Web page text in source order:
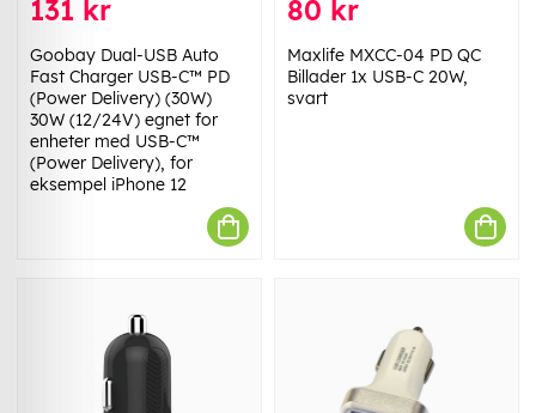
131 kr
Goobay Dual-USB Auto
Fast Charger USB-C™ PD
(Power Delivery) (30W)
30W (12/24V) egnet for
enheter med USB-C™
(Power Delivery), for
eksempel iPhone 12
80 kr
Maxlife MXCC-04 PD QC
Billader 1x USB-C 20W,
svart